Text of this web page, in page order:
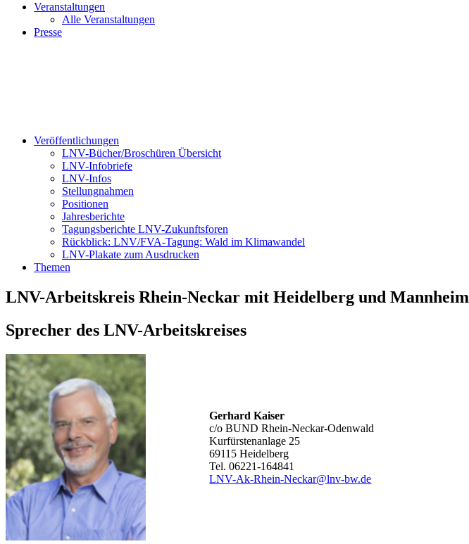
Veranstaltungen
Alle Veranstaltungen
Presse
Veröffentlichungen
LNV-Bücher/Broschüren Übersicht
LNV-Infobriefe
LNV-Infos
Stellungnahmen
Positionen
Jahresberichte
Tagungsberichte LNV-Zukunftsforen
Rückblick: LNV/FVA-Tagung: Wald im Klimawandel
LNV-Plakate zum Ausdrucken
Themen
LNV-Arbeitskreis Rhein-Neckar mit Heidelberg und Mannheim
Sprecher des LNV-Arbeitskreises
Gerhard Kaiser
c/o BUND Rhein-Neckar-Odenwald
Kurfürstenanlage 25
69115 Heidelberg
Tel. 06221-164841
LNV-Ak-Rhein-Neckar@lnv-bw.de